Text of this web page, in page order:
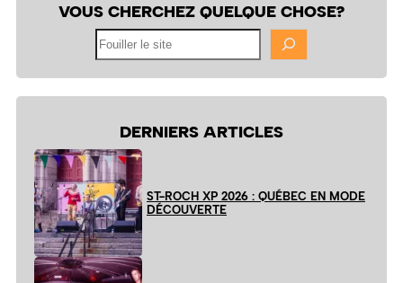
VOUS CHERCHEZ QUELQUE CHOSE?
DERNIERS ARTICLES
ST-ROCH XP 2026 : QUÉBEC EN MODE
DÉCOUVERTE